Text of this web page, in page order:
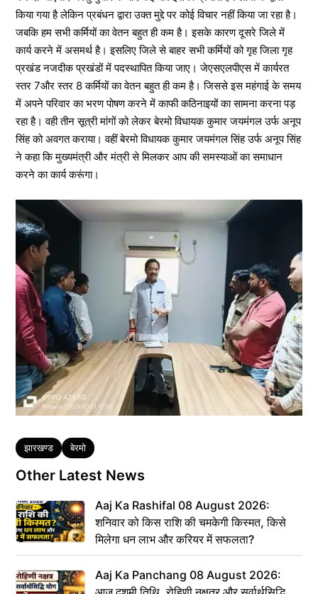
किया गया है लेकिन प्रबंधन द्वारा उक्त मुद्दे पर कोई विचार नहीं किया जा रहा है।
जबकि हम सभी कर्मियों का वेतन बहुत ही कम है। इसके कारण दूसरे जिले में
कार्य करने में असमर्थ है। इसलिए जिले से बाहर सभी कर्मियों को गृह जिला गृह
प्रखंड नजदीक प्रखंडों में पदस्थापित किया जाए। जेएसएलपीएस में कार्यरत
स्तर 7और स्तर 8 कर्मियों का वेतन बहुत ही कम है। जिससे इस महंगाई के समय
में अपने परिवार का भरण पोषण करने में काफी कठिनाइयों का सामना करना पड़
रहा है। वही तीन सूत्री मांगों को लेकर बेरमो विधायक कुमार जयमंगल उर्फ अनूप
सिंह को अवगत कराया। वहीं बेरमो विधायक कुमार जयमंगल सिंह उर्फ अनूप सिंह
ने कहा कि मुख्यमंत्री और मंत्री से मिलकर आप की समस्याओं का समाधान
करने का कार्य करूंगा।
Tags
झारखण्ड बेरमो
Other Latest News
Aaj Ka Rashifal 08 August 2026:
शनिवार को किस राशि की चमकेगी किस्मत, किसे
मिलेगा धन लाभ और करियर में सफलता?
Aaj Ka Panchang 08 August 2026: